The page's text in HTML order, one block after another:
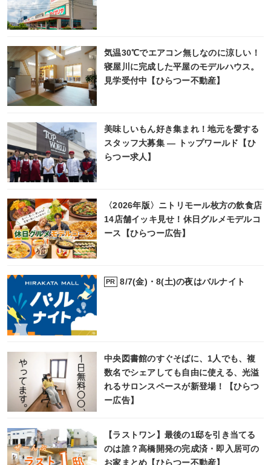
気温30℃でエアコン無しなのに涼しい！
寝屋川に完成した平屋のモデルハウス。
見学受付中【ひらつー不動産】
美味しいもん好き集まれ！地元を愛する
スタッフ大募集 ― トップワールド【ひ
らつー求人】
〈2026年版〉ニトリモール枚方の飲食店
14店舗イッキ見せ！休日グルメモデルコ
ース【ひらつー広告】
PR 8/7(金)・8(土)の夜はバルナイト
中央図書館のすぐそばに、1人でも、複
数名でシェアしても自由に使える、光溢
れるサロンスペースが新登場！【ひらつ
ー広告】
【ラストワン】最後の1邸を引き当てる
のは誰？高橋開発の完成済・即入居可の
お家まとめ【ひらつー不動産】